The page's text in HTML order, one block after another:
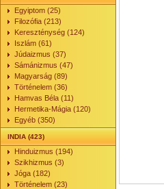
Egyiptom (25)
Filozófia (213)
Kereszténység (124)
Iszlám (61)
Júdaizmus (37)
Sámánizmus (47)
Magyarság (89)
Történelem (36)
Hamvas Béla (11)
Hermetika-Mágia (120)
Egyéb (350)
INDIA (423)
Hinduizmus (194)
Szikhizmus (3)
Jóga (182)
Történelem (23)